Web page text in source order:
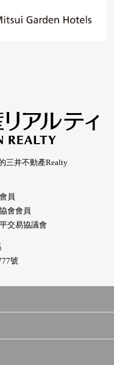
三井不動產Realty
員
會會員
交易協議會
號